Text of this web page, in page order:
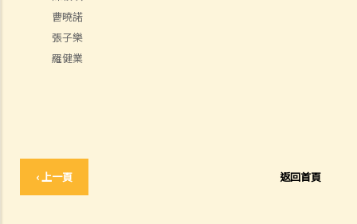
曹曉諾
張子樂
羅健業
‹ 上一頁 返回首頁